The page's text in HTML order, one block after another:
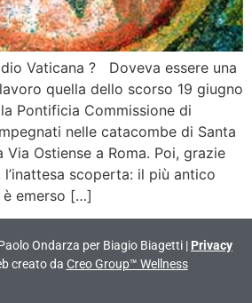
Vaticana ? Doveva essere una
quella dello scorso 19 giugno
Pontificia Commissione di
nelle catacombe di Santa
Via Ostiense a Roma. Poi, grazie
scoperta: il più antico
emerso […]
Ondarza per Biagio Biagetti | Privacy
creato da Creo Group™ Wellness